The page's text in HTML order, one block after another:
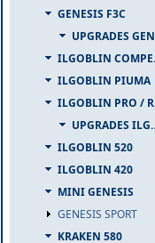
GENESIS F3C
UPGRADES GENESIS F3C
ILGOBLIN COMPETIZIONE
ILGOBLIN PIUMA
ILGOBLIN PRO / RAW 700
UPGRADES ILGOBLIN PRO / RAW 700
ILGOBLIN 520
ILGOBLIN 420
MINI GENESIS
GENESIS SPORT
KRAKEN 580